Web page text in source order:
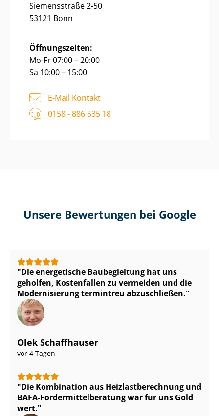
Siemensstraße 2-50
53121 Bonn
Öffnungszeiten:
Mo-Fr 07:00 – 20:00
Sa 10:00 – 15:00
E-Mail Kontakt
0158 - 886 535 18
Unsere Bewertungen bei Google
Die energetische Baubegleitung hat uns
geholfen, Kostenfallen zu vermeiden und die
Modernisierung termintreu abzuschließen.
Olek Schaffhauser
vor 4 Tagen
Die Kombination aus Heiz­last­be­rech­nung und
BAFA-För­der­mit­tel­be­ra­tung war für uns Gold
wert.